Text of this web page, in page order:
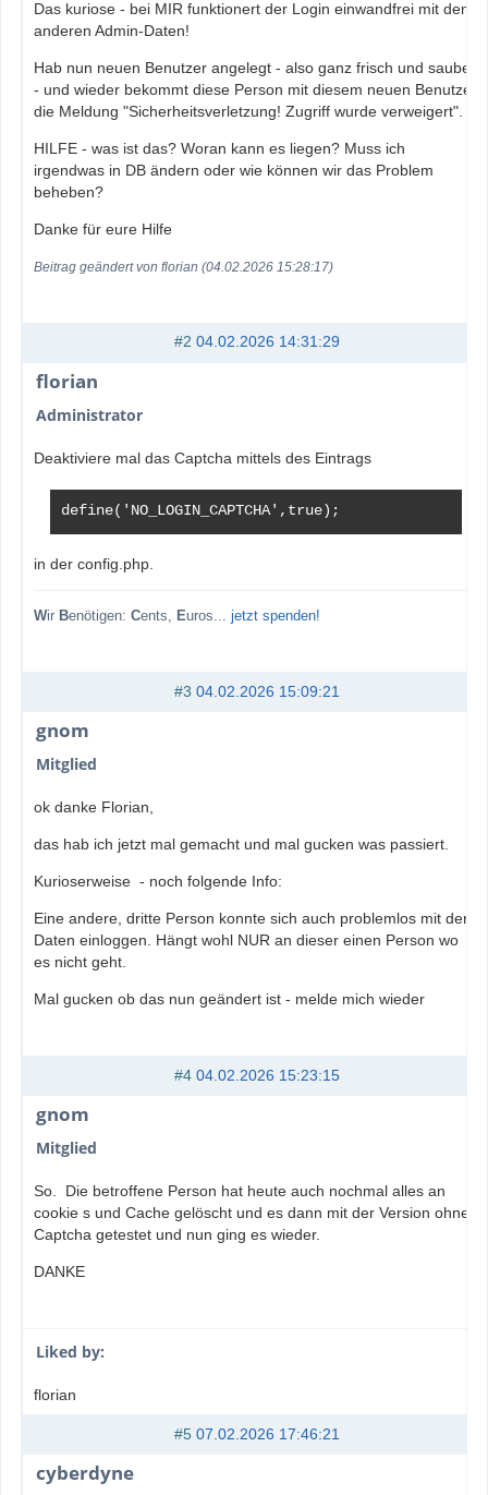
Das kuriose - bei MIR funktionert der Login einwandfrei mit den
anderen Admin-Daten!
Hab nun neuen Benutzer angelegt - also ganz frisch und sauber
- und wieder bekommt diese Person mit diesem neuen Benutzer
die Meldung "Sicherheitsverletzung! Zugriff wurde verweigert".
HILFE - was ist das? Woran kann es liegen? Muss ich
irgendwas in DB ändern oder wie können wir das Problem
beheben?
Danke für eure Hilfe
Beitrag geändert von florian (04.02.2026 15:28:17)
#2 04.02.2026 14:31:29
florian
Administrator
Deaktiviere mal das Captcha mittels des Eintrags
define('NO_LOGIN_CAPTCHA',true);
in der config.php.
Wir Benötigen: Cents, Euros... jetzt spenden!
#3 04.02.2026 15:09:21
gnom
Mitglied
ok danke Florian,
das hab ich jetzt mal gemacht und mal gucken was passiert.
Kurioserweise - noch folgende Info:
Eine andere, dritte Person konnte sich auch problemlos mit den
Daten einloggen. Hängt wohl NUR an dieser einen Person wo
es nicht geht.
Mal gucken ob das nun geändert ist - melde mich wieder
#4 04.02.2026 15:23:15
gnom
Mitglied
So. Die betroffene Person hat heute auch nochmal alles an
cookie s und Cache gelöscht und es dann mit der Version ohne
Captcha getestet und nun ging es wieder.
DANKE
Liked by:
florian
#5 07.02.2026 17:46:21
cyberdyne